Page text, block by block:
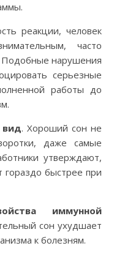
реакции, человек
часто
Подобные нарушения
серьезные
работы до
вид. Хороший сон не
даже самые
утверждают,
гораздо быстрее при
иммунной
сон ухудшает
к болезням.